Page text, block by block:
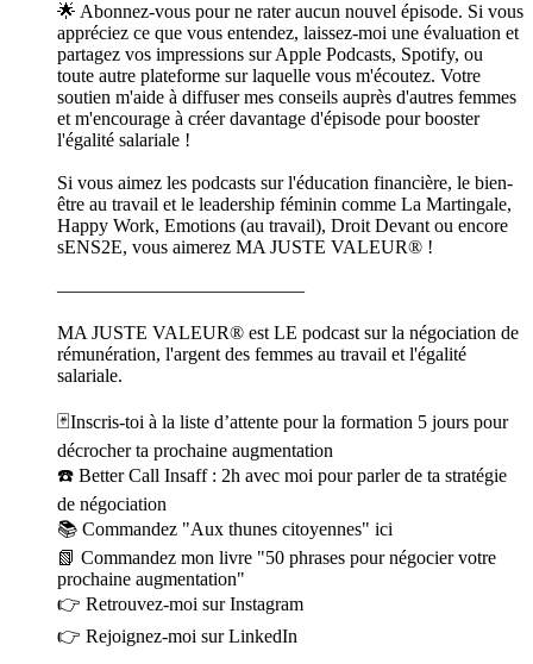
🌟 Abonnez-vous pour ne rater aucun nouvel épisode. Si vous
appréciez ce que vous entendez, laissez-moi une évaluation et
partagez vos impressions sur Apple Podcasts, Spotify, ou
toute autre plateforme sur laquelle vous m'écoutez. Votre
soutien m'aide à diffuser mes conseils auprès d'autres femmes
et m'encourage à créer davantage d'épisode pour booster
l'égalité salariale !
Si vous aimez les podcasts sur l'éducation financière, le bien-
être au travail et le leadership féminin comme La Martingale,
Happy Work, Emotions (au travail), Droit Devant ou encore
sENS2E, vous aimerez MA JUSTE VALEUR® !
—————————————
MA JUSTE VALEUR® est LE podcast sur la négociation de
rémunération, l'argent des femmes au travail et l'égalité
salariale.
🃏Inscris-toi à la liste d’attente pour la formation 5 jours pour
décrocher ta prochaine augmentation
☎️ Better Call Insaff : 2h avec moi pour parler de ta stratégie
de négociation
📚 Commandez "Aux thunes citoyennes" ici
📗 Commandez mon livre "50 phrases pour négocier votre
prochaine augmentation"
👉 Retrouvez-moi sur Instagram
👉 Rejoignez-moi sur LinkedIn